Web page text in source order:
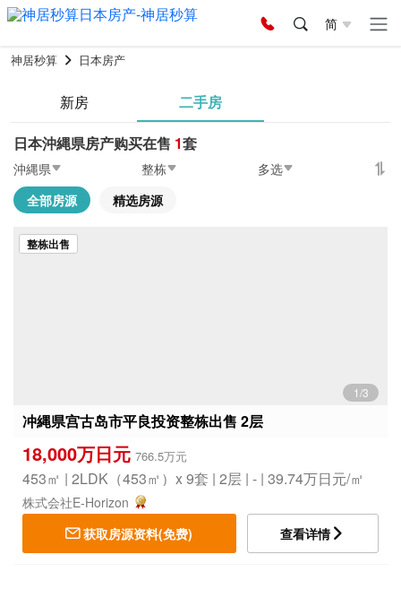
简
神居秒算 日本房产
新房
二手房
日本沖縄県房产购买在售 1套
沖縄県 整栋
多选
全部房源
精选房源
整栋出售
1/3
冲縄県宫古岛市平良投资整栋出售 2层
18,000万日元 766.5万元
453㎡ | 2LDK（453㎡）x 9套 | 2层 | - | 39.74万日元/㎡
株式会社E-Horizon
获取房源资料(免费)
查看详情